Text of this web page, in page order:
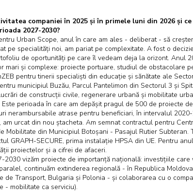
companiei în 2025 și în primele luni din 2026 și
2027-2030?
Urban Scope, anul în care am ales - deliberat - să
pe specialități noi, am pariat pe complexitate. A fost o
de oportunități pe care îl vedeam deja la orizont. Anul
mari și complexe: proiecte portuare, studiul de obstacolare
pentru tinerii specialiști din educație și sănătate ale
municipiul Buzău, Parcul Pantelimon din Sectorul 3 și
de construcții civile, regenerare urbană și mobilitate
perioada în care am depășit pragul de 500 de proiecte
nerambursabile atrase pentru beneficiari, în intervalul
am urcat din nou ștacheta. Am semnat contractul pentru
Mobilitate din Municipiul Botoșani - Pasajul Rutier Subteran.
GRAPH-SECURE, prima instalație HPSA din UE. Pentru
proiectelor și a cifrei de afaceri.
2030 vizăm proiecte de importanță națională: investițiile care
continuăm extinderea regională - în Republica
de Transport, Bulgaria și Polonia - și colaborarea cu o
- mobilitate ca serviciu).